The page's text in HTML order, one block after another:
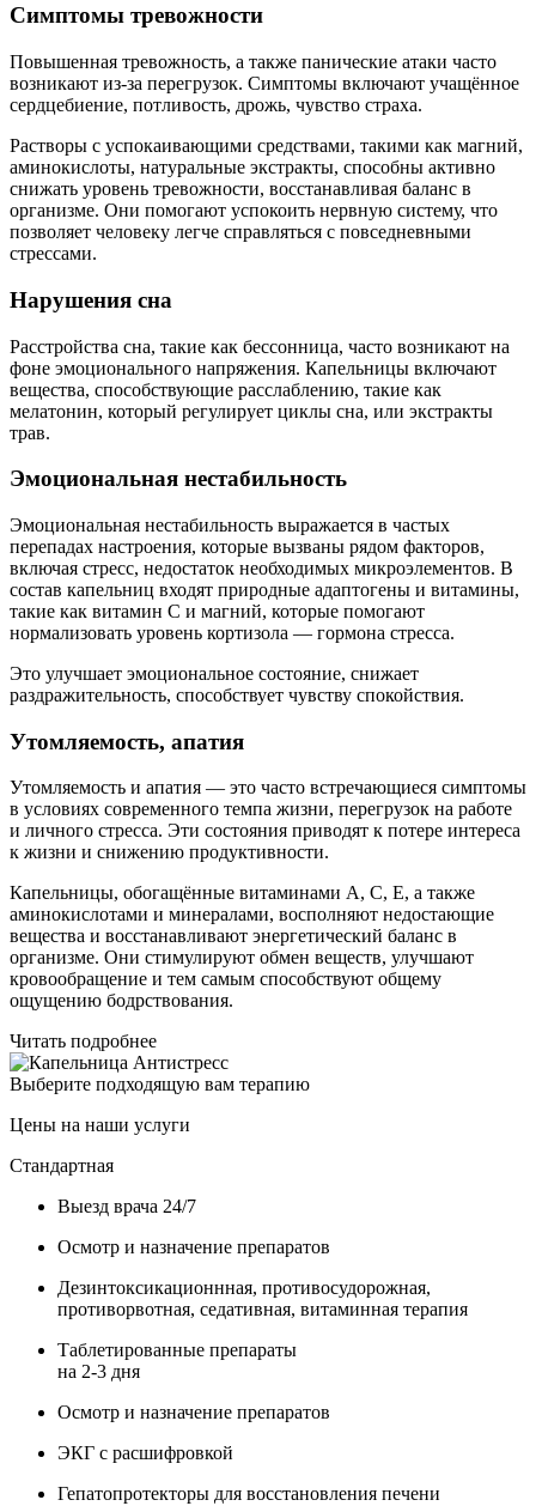
Симптомы тревожности
Повышенная тревожность, а также панические атаки часто
возникают из-за перегрузок. Симптомы включают учащённое
сердцебиение, потливость, дрожь, чувство страха.
Растворы с успокаивающими средствами, такими как магний,
аминокислоты, натуральные экстракты, способны активно
снижать уровень тревожности, восстанавливая баланс в
организме. Они помогают успокоить нервную систему, что
позволяет человеку легче справляться с повседневными
стрессами.
Нарушения сна
Расстройства сна, такие как бессонница, часто возникают на
фоне эмоционального напряжения. Капельницы включают
вещества, способствующие расслаблению, такие как
мелатонин, который регулирует циклы сна, или экстракты
трав.
Эмоциональная нестабильность
Эмоциональная нестабильность выражается в частых
перепадах настроения, которые вызваны рядом факторов,
включая стресс, недостаток необходимых микроэлементов. В
состав капельниц входят природные адаптогены и витамины,
такие как витамин C и магний, которые помогают
нормализовать уровень кортизола — гормона стресса.
Это улучшает эмоциональное состояние, снижает
раздражительность, способствует чувству спокойствия.
Утомляемость, апатия
Утомляемость и апатия — это часто встречающиеся симптомы
в условиях современного темпа жизни, перегрузок на работе
и личного стресса. Эти состояния приводят к потере интереса
к жизни и снижению продуктивности.
Капельницы, обогащённые витаминами A, C, E, а также
аминокислотами и минералами, восполняют недостающие
вещества и восстанавливают энергетический баланс в
организме. Они стимулируют обмен веществ, улучшают
кровообращение и тем самым способствуют общему
ощущению бодрствования.
Читать подробнее
Выберите подходящую вам терапию
Цены на наши услуги
Стандартная
Выезд врача 24/7
Осмотр и назначение препаратов
Дезинтоксикационнная, противосудорожная,
противорвотная, седативная, витаминная терапия
Таблетированные препараты
на 2-3 дня
Осмотр и назначение препаратов
ЭКГ с расшифровкой
Гепатопротекторы для восстановления печени